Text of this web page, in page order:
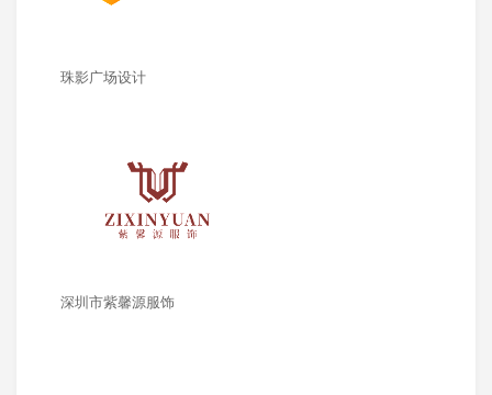
珠影广场设计
深圳市紫馨源服饰